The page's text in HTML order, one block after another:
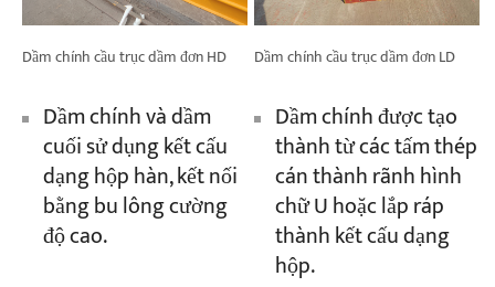
Dầm chính cầu trục dầm đơn HD
Dầm chính và dầm
cuối sử dụng kết cấu
dạng hộp hàn, kết nối
bằng bu lông cường
độ cao.
Dầm chính cầu trục dầm đơn LD
Dầm chính được tạo
thành từ các tấm thép
cán thành rãnh hình
chữ U hoặc lắp ráp
thành kết cấu dạng
hộp.